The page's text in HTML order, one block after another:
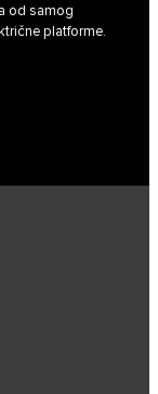
od samog
platforme.